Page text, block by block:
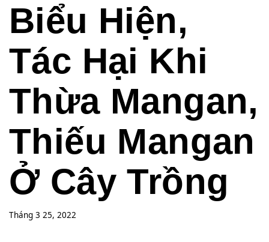
Biểu Hiện,
Tác Hại Khi
Thừa Mangan,
Thiếu Mangan
Ở Cây Trồng
Tháng 3 25, 2022